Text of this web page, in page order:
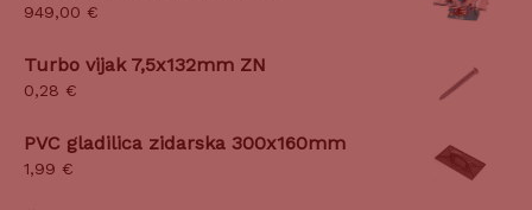
949,00 €
Turbo vijak 7,5x132mm ZN
0,28 €
PVC gladilica zidarska 300x160mm
1,99 €